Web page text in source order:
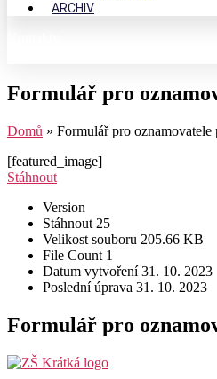
ARCHIV
Formulář pro
Domů » Formulář pro oznamovatele
[featured_image]
Stáhnout
Version
Stáhnout 25
Velikost souboru 205.66 KB
File Count 1
Datum vytvoření31. 10. 2023
Poslední úprava 31. 10. 2023
Formulář pro